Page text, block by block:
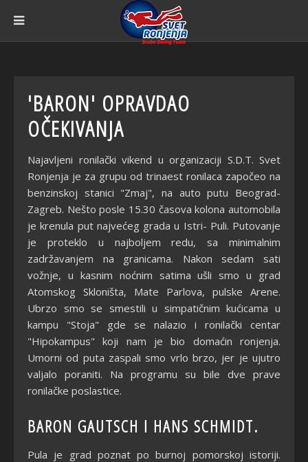
'BARON' OPRAVDAO
OČEKIVANJA
Najavljeni ronilački vikend u organizaciji S.D.T. Svet
Ronjenja je za grupu od trinaest ronilaca započeo na
benzinskoj stanici "Zmaj", na auto putu Beograd-
Zagreb. Nešto posle 15.30 časova kolona automobila
je krenula put najvećeg grada u Istri- Puli. Putovanje
je proteklo u najboljem redu, sa minimalnim
zadržavanjem na granicama. Nakon sedam sati
vožnje, u kasnim noćnim satima ušli smo u grad
Atomskog Skloništa, Mate Parlova, pulske Arene.
Ubrzo smo se smestili u simpatičnim kućicama u
kampu "Stoja" gde se nalazio i ronilački centar
"Hipokampus" koji nam je bio domaćin ronjenja.
Umorni od puta zaspali smo vrlo brzo, jer je ujutro
valjalo poraniti. Na programu su bile dve prave
ronilačke poslastice.
BARON GAUTSCH I HANS SCHMIDT.
Pula je grad poznat po burnoj pomorskoj istoriji.